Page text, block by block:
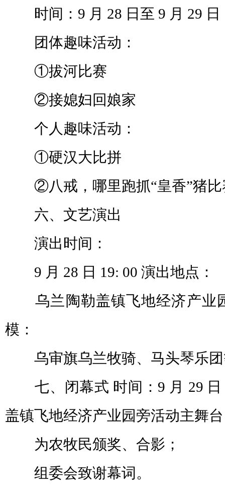
时间：9 月 28 日至 9 月 29 日
团体趣味活动：
①拔河比赛
②接媳妇回娘家
个人趣味活动：
①硬汉大比拼
②八戒，哪里跑抓“皇香”猪比
六、文艺演出
演出时间：
9 月 28 日 19: 00 演出地点：
乌兰陶勒盖镇飞地经济产业
模：
乌审旗乌兰牧骑、马头琴乐
七、闭幕式 时间：9 月 29 日
盖镇飞地经济产业园旁活动主舞
为农牧民颁奖、合影；
组委会致谢幕词。